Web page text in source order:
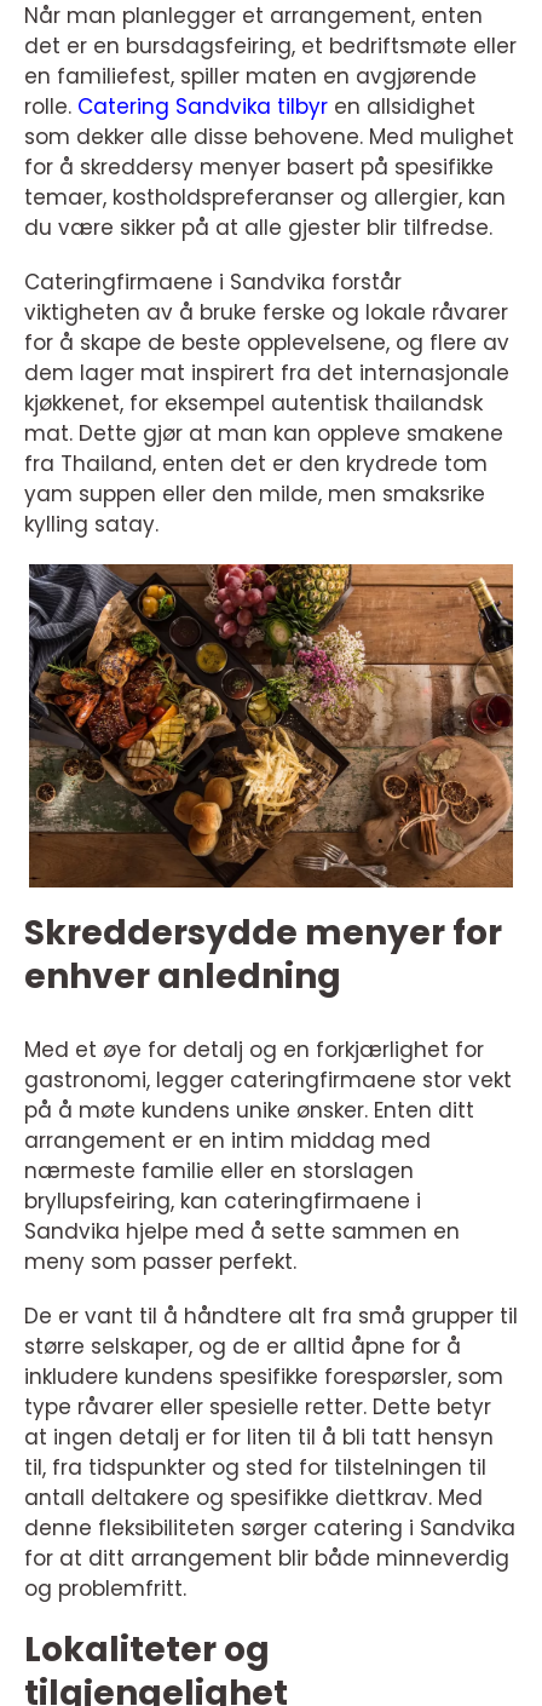
Når man planlegger et arrangement, enten
det er en bursdagsfeiring, et bedriftsmøte eller
en familiefest, spiller maten en avgjørende
rolle. Catering Sandvika tilbyr en allsidighet
som dekker alle disse behovene. Med mulighet
for å skreddersy menyer basert på spesifikke
temaer, kostholdspreferanser og allergier, kan
du være sikker på at alle gjester blir tilfredse.
Cateringfirmaene i Sandvika forstår
viktigheten av å bruke ferske og lokale råvarer
for å skape de beste opplevelsene, og flere av
dem lager mat inspirert fra det internasjonale
kjøkkenet, for eksempel autentisk thailandsk
mat. Dette gjør at man kan oppleve smakene
fra Thailand, enten det er den krydrede tom
yam suppen eller den milde, men smaksrike
kylling satay.
Skreddersydde menyer for
enhver anledning
Med et øye for detalj og en forkjærlighet for
gastronomi, legger cateringfirmaene stor vekt
på å møte kundens unike ønsker. Enten ditt
arrangement er en intim middag med
nærmeste familie eller en storslagen
bryllupsfeiring, kan cateringfirmaene i
Sandvika hjelpe med å sette sammen en
meny som passer perfekt.
De er vant til å håndtere alt fra små grupper til
større selskaper, og de er alltid åpne for å
inkludere kundens spesifikke forespørsler, som
type råvarer eller spesielle retter. Dette betyr
at ingen detalj er for liten til å bli tatt hensyn
til, fra tidspunkter og sted for tilstelningen til
antall deltakere og spesifikke diettkrav. Med
denne fleksibiliteten sørger catering i Sandvika
for at ditt arrangement blir både minneverdig
og problemfritt.
Lokaliteter og
tilgjengelighet